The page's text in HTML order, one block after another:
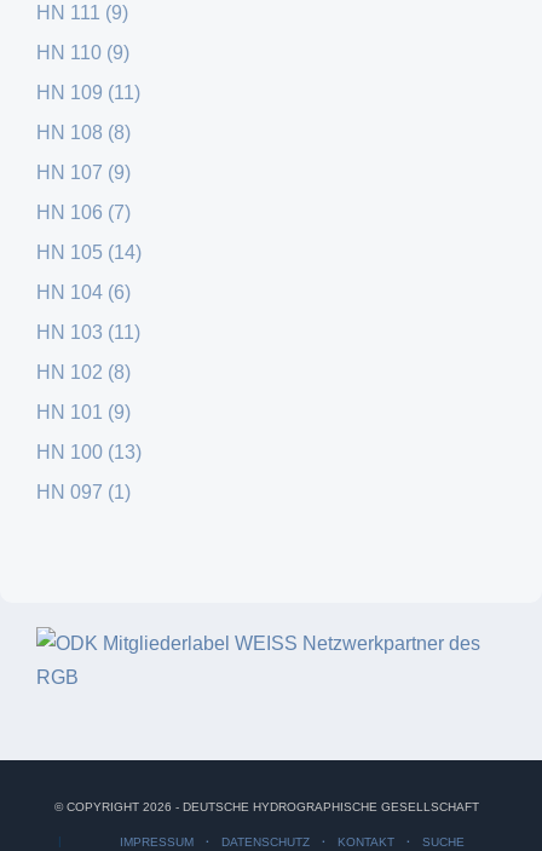
HN 111 (9)
HN 110 (9)
HN 109 (11)
HN 108 (8)
HN 107 (9)
HN 106 (7)
HN 105 (14)
HN 104 (6)
HN 103 (11)
HN 102 (8)
HN 101 (9)
HN 100 (13)
HN 097 (1)
© COPYRIGHT 2026 - DEUTSCHE HYDROGRAPHISCHE GESELLSCHAFT
IMPRESSUM DATENSCHUTZ KONTAKT SUCHE